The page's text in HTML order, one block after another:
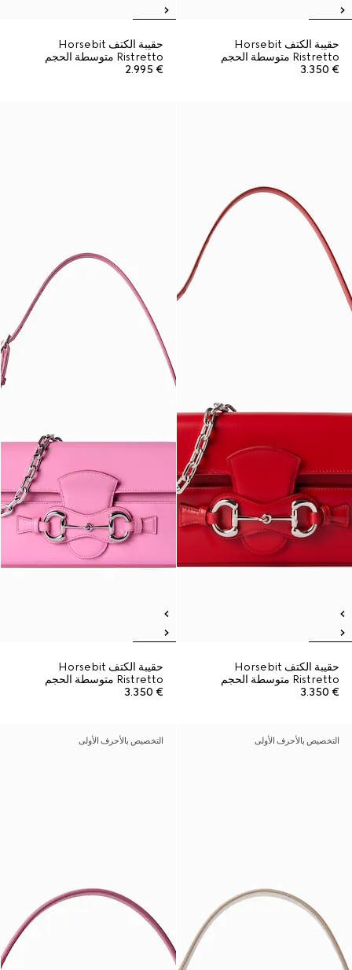
حقيبة الكتف Horsebit
Ristretto متوسطة الحجم
€ 3.350
حقيبة الكتف Horsebit
Ristretto متوسطة الحجم
€ 2.995
حقيبة الكتف Horsebit
Ristretto متوسطة الحجم
€ 3.350
حقيبة الكتف Horsebit
Ristretto متوسطة الحجم
€ 3.350
التخصيص بالأحرف الأولى التخصيص بالأحرف الأولى